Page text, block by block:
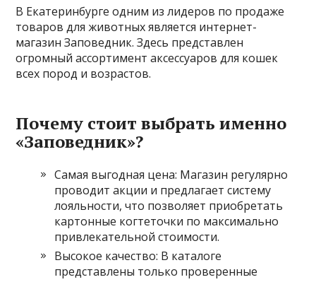
В Екатеринбурге одним из лидеров по продаже
товаров для животных является интернет-
магазин Заповедник. Здесь представлен
огромный ассортимент аксессуаров для кошек
всех пород и возрастов.
Почему стоит выбрать именно
«Заповедник»?
Самая выгодная цена: Магазин регулярно
проводит акции и предлагает систему
лояльности, что позволяет приобретать
картонные когтеточки по максимально
привлекательной стоимости.
Высокое качество: В каталоге
представлены только проверенные